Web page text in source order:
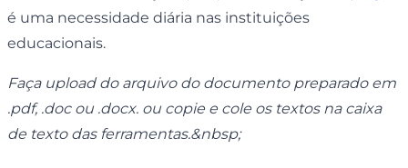
é uma necessidade diária nas instituições
educacionais.
Faça upload do arquivo do documento preparado em
.pdf, .doc ou .docx. ou copie e cole os textos na caixa
de texto das ferramentas.&nbsp;